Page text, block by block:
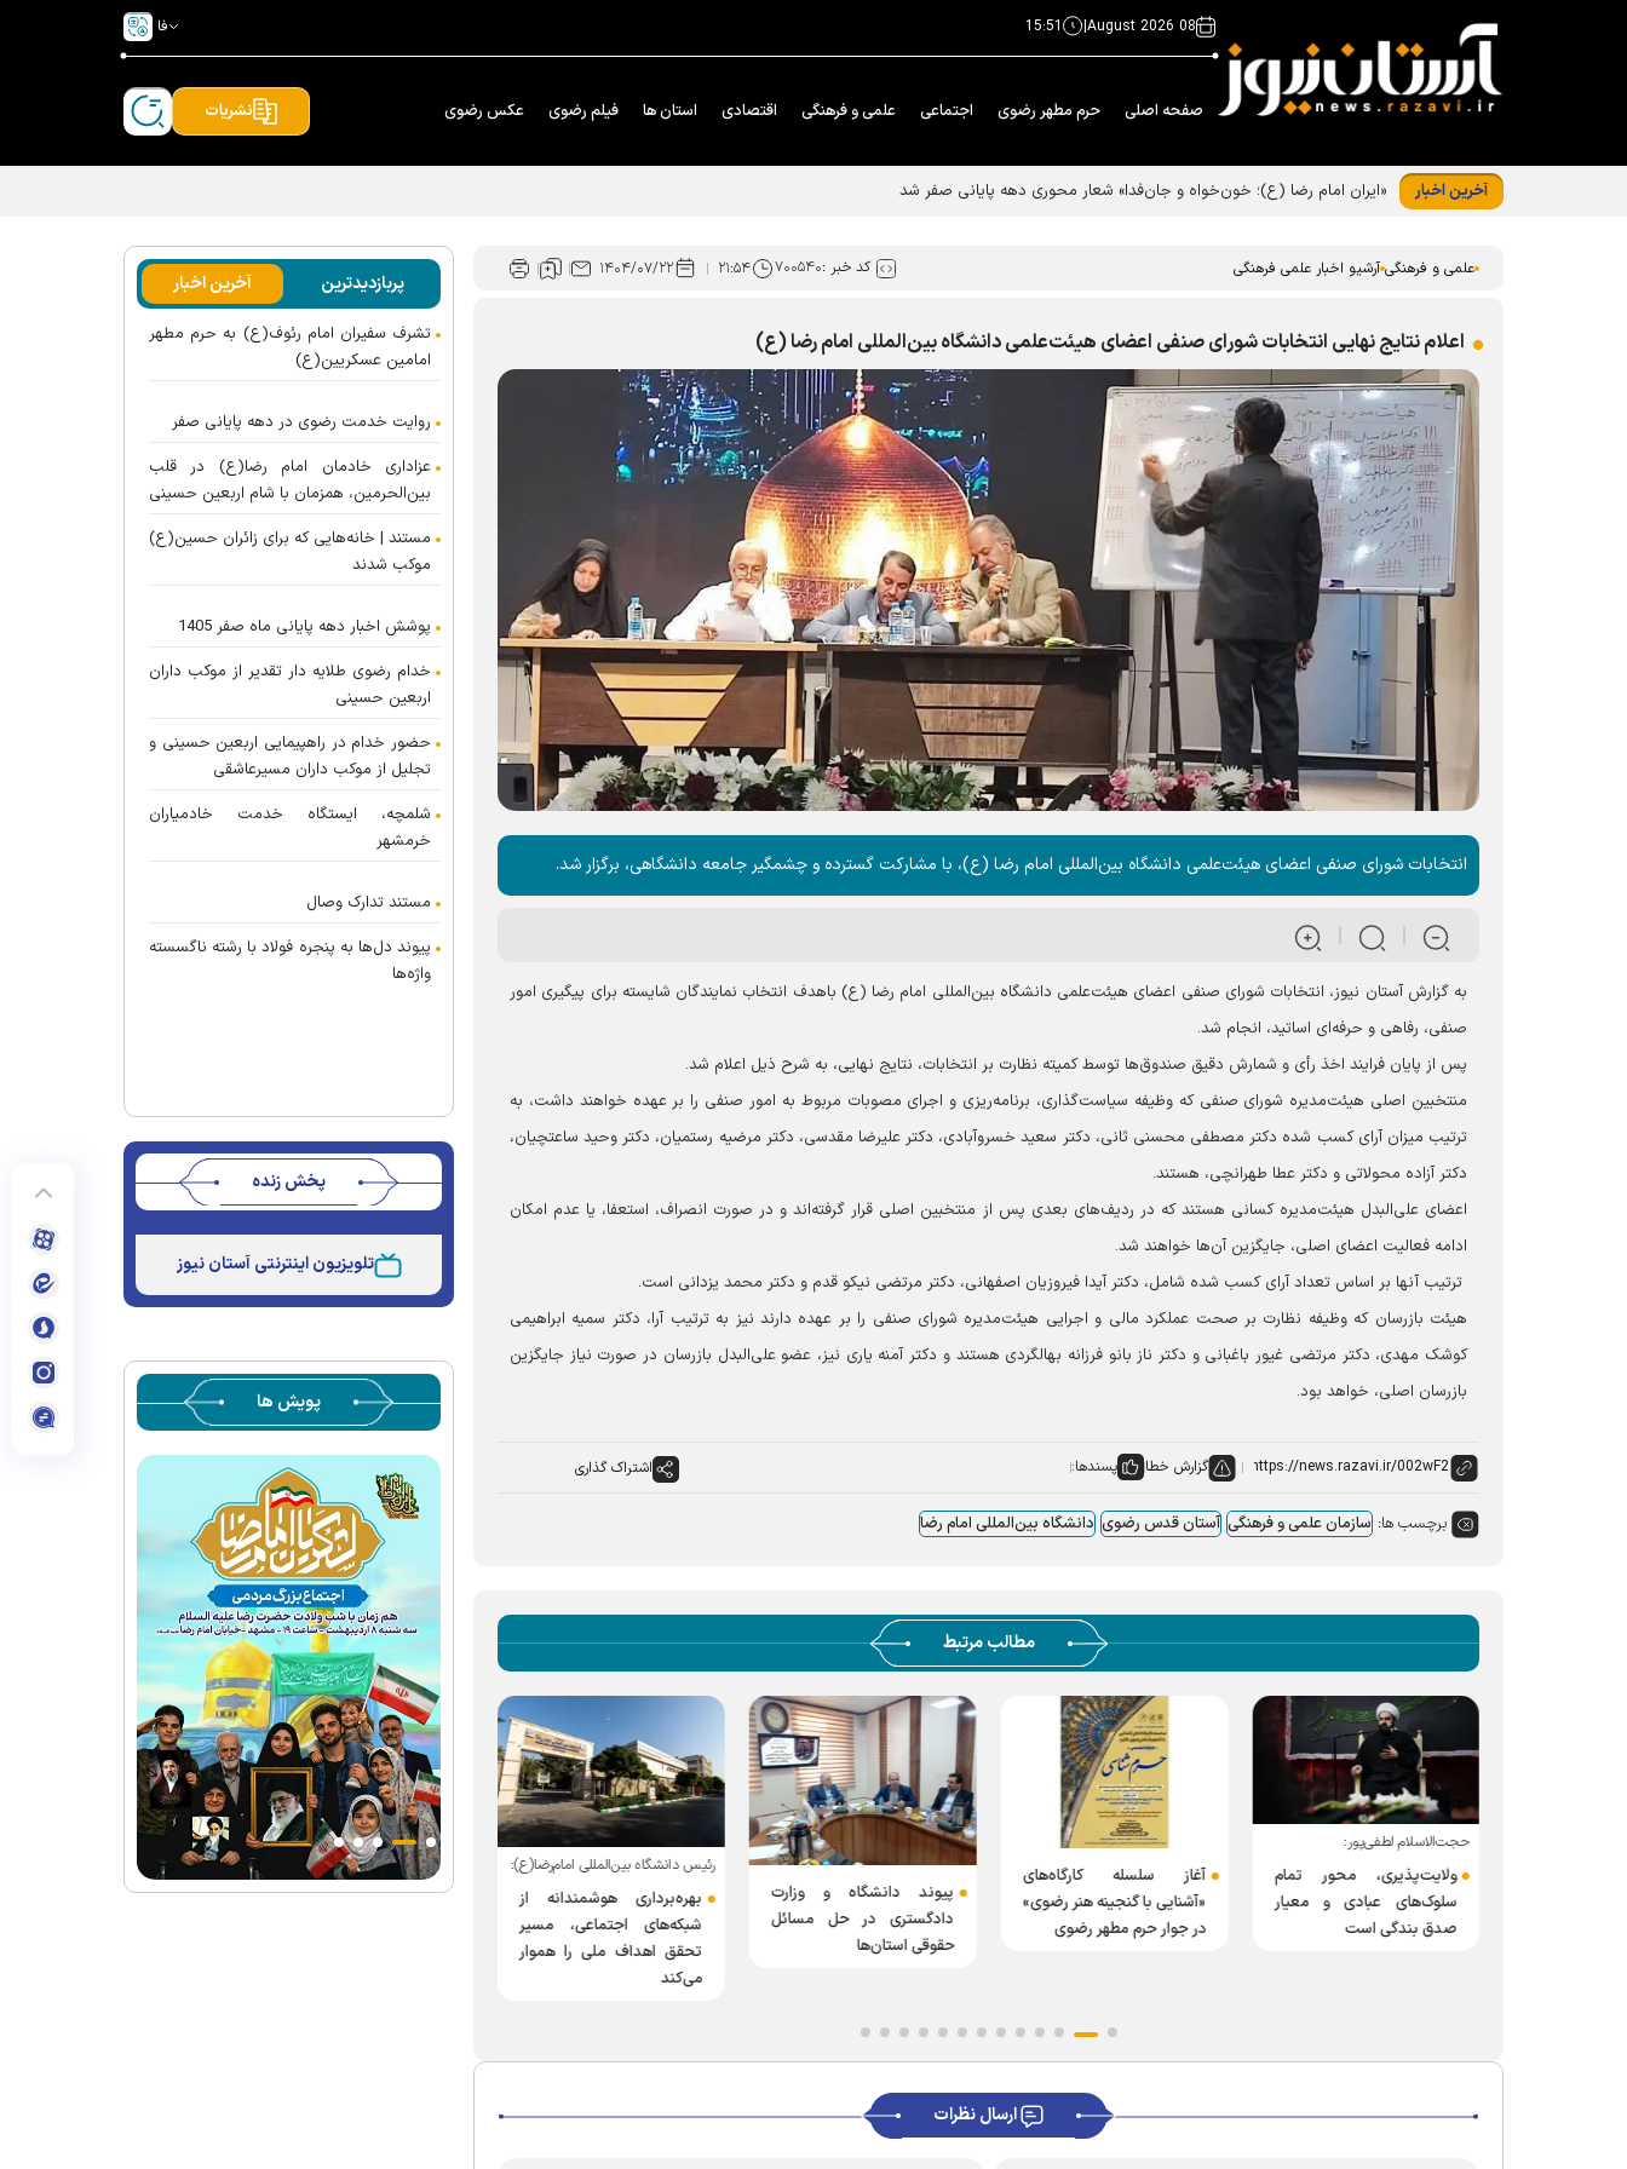
08 August 2026
|
15:51 فا
صفحه اصلی حرم مطهر رضوی اجتماعی علمی و فرهنگی اقتصادی استان ها فیلم رضوی عکس رضوی نشریات
آخرین اخبار
علمی و فرهنگی آرشیو اخبار علمی فرهنگی کد خبر :۷۰۰۵۴۰ ۲۱:۵۴ ۱۴۰۴/۰۷/۲۲
اعلام نتایج نهایی انتخابات شورای صنفی اعضای هیئت‌علمی دانشگاه بین‌المللی امام رضا (ع)
انتخابات شورای صنفی اعضای هیئت‌علمی دانشگاه بین‌المللی امام رضا (ع)، با مشارکت گسترده و چشمگیر جامعه دانشگاهی، برگزار شد.
به گزارش آستان نیوز، انتخابات شورای صنفی اعضای هیئت‌علمی دانشگاه بین‌المللی امام رضا (ع) باهدف انتخاب نمایندگان شایسته برای پیگیری امور
صنفی، رفاهی و حرفه‌ای اساتید، انجام شد.
پس از پایان فرایند اخذ رأی و شمارش دقیق صندوق‌ها توسط کمیته نظارت بر انتخابات، نتایج نهایی، به شرح ذیل اعلام شد.
منتخبین اصلی هیئت‌مدیره شورای صنفی که وظیفه سیاست‌گذاری، برنامه‌ریزی و اجرای مصوبات مربوط به امور صنفی را بر عهده خواهند داشت، به
ترتیب میزان آرای کسب شده دکتر مصطفی محسنی ثانی، دکتر سعید خسروآبادی، دکتر علیرضا مقدسی، دکتر مرضیه رستمیان، دکتر وحید ساعتچیان،
دکتر آزاده محولاتی و دکتر عطا طهرانچی، هستند.
اعضای علی‌البدل هیئت‌مدیره کسانی هستند که در ردیف‌های بعدی پس از منتخبین اصلی قرار گرفته‌اند و در صورت انصراف، استعفا، یا عدم امکان
ادامه فعالیت اعضای اصلی، جایگزین آن‌ها خواهند شد.
ترتیب آنها بر اساس تعداد آرای کسب شده شامل، دکتر آیدا فیروزیان اصفهانی، دکتر مرتضی نیکو قدم و دکتر محمد یزدانی است.
هیئت بازرسان که وظیفه نظارت بر صحت عملکرد مالی و اجرایی هیئت‌مدیره شورای صنفی را بر عهده دارند نیز به ترتیب آرا، دکتر سمیه ابراهیمی
کوشک مهدی، دکتر مرتضی غیور باغبانی و دکتر ناز بانو فرزانه بهالگردی هستند و دکتر آمنه یاری نیز، عضو علی‌البدل بازرسان در صورت نیاز جایگزین
بازرسان اصلی، خواهد بود.
گزارش خطا پسندها: اشتراک گذاری
برچسب ها: سازمان علمی و فرهنگی آستان قدس رضوی دانشگاه بین‌المللی امام رضا
مطالب مرتبط
حجت‌الاسلام لطفی‌پور:
ولایت‌پذیری، محور تمام
سلوک‌های عبادی و معیار
صدق بندگی است
آغاز سلسله کارگاه‌های
«آشنایی با گنجینه هنر رضوی»
در جوار حرم مطهر رضوی
پیوند دانشگاه و وزارت
دادگستری در حل مسائل
حقوقی استان‌ها
رئیس دانشگاه بین‌المللی امام‌رضا(ع):
بهره‌برداری هوشمندانه از
شبکه‌های اجتماعی، مسیر
تحقق اهداف ملی را هموار
می‌کند
آغاز سلسله نشست‌های
برگزاری دوره آموزشی «
ارسال نظرات
پربازدیدترین آخرین اخبار
تشرف سفیران امام رئوف(ع) به حرم مطهر
امامین عسکریین(ع)
روایت خدمت رضوی در دهه پایانی صفر
عزاداری خادمان امام رضا(ع) در قلب
بین‌الحرمین، همزمان با شام اربعین حسینی
مستند | خانه‌هایی که برای زائران حسین(ع)
موکب شدند
پوشش اخبار دهه پایانی ماه صفر 1405
خدام رضوی طلایه دار تقدیر از موکب داران
اربعین حسینی
حضور خدام در راهپیمایی اربعین حسینی و
تجلیل از موکب داران مسیرعاشقی
شلمچه، ایستگاه خدمت خادمیاران
خرمشهر
مستند تدارک وصال
پیوند دل‌ها به پنجره فولاد با رشته ناگسسته
واژه‌ها
پخش زنده
تلویزیون اینترنتی آستان نیوز
پویش ها